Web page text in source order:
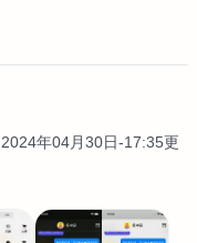
2024年04月30日-17:35更